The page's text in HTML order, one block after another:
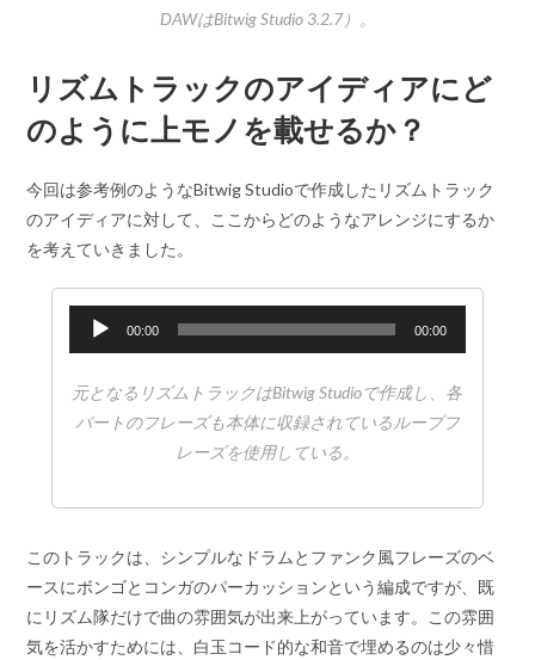
DAWはBitwig Studio 3.2.7）。
リズムトラックのアイディアにど
のように上モノを載せるか？
今回は参考例のようなBitwig Studioで作成したリズムトラック
のアイディアに対して、ここからどのようなアレンジにするか
を考えていきました。
音
声
00:00 00:00
元となるリズムトラックはBitwig Studioで作成し、各
パートのフレーズも本体に収録されているループフ
レーズを使用している。
このトラックは、シンプルなドラムとファンク風フレーズのベ
ースにボンゴとコンガのパーカッションという編成ですが、既
にリズム隊だけで曲の雰囲気が出来上がっています。この雰囲
気を活かすためには、白玉コード的な和音で埋めるのは少々惜